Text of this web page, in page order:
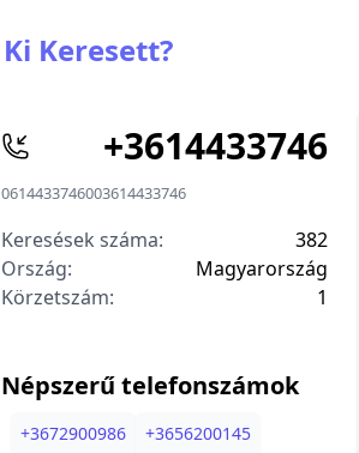
Ki Keresett?
+3614433746
0614433746003614433746
Keresések száma:
382
Ország:
Magyarország
Körzetszám:
1
Népszerű telefonszámok
+3672900986 +3656200145